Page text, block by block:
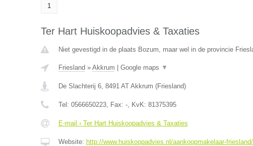
1
Ter Hart Huiskoopadvies & Taxaties
Niet gevestigd in de plaats Bozum, maar wel in de provincie
Friesland » Akkrum Google maps ▼
De Slachterij 6, 8491 AT Akkrum (Friesland)
Tel: 0566650223, Fax: -, KvK: 81375395
E-mail › Ter Hart Huiskoopadvies & Taxaties
Website: http://www.huiskoopadvies.nl/aankoopmakelaar-friesland/